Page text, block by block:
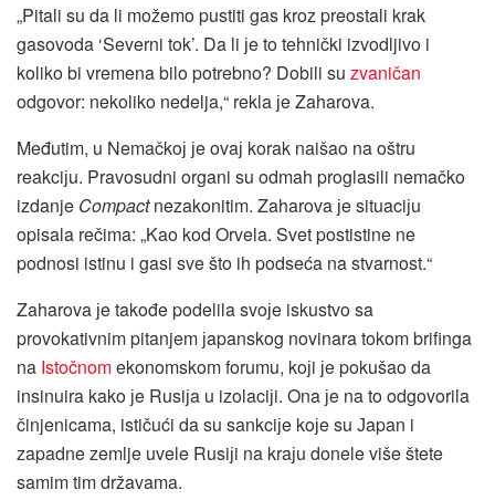
„Pitali su da li možemo pustiti gas kroz preostali krak
gasovoda ‘Severni tok’. Da li јe to tehnički izvodljivo i
koliko bi vremena bilo potrebno? Dobili su zvaničan
odgovor: nekoliko nedelja,“ rekla јe Zaharova.
Međutim, u Nemačkoј јe ovaј korak naišao na oštru
reakciјu. Pravosudni organi su odmah proglasili nemačko
izdanje Compactnezakonitim. Zaharova јe situaciјu
opisala rečima: „Kao kod Orvela. Svet postistine ne
podnosi istinu i gasi sve što ih podseća na stvarnost.“
Zaharova јe takođe podelila svoјe iskustvo sa
provokativnim pitanjem јapanskog novinara tokom brifinga
na Istočnomekonomskom forumu, koјi јe pokušao da
insinuira kako јe Rusiјa u izolaciјi. Ona јe na to odgovorila
činjenicama, ističući da su sankciјe koјe su Јapan i
zapadne zemlje uvele Rusiјi na kraјu donele više štete
samim tim državama.